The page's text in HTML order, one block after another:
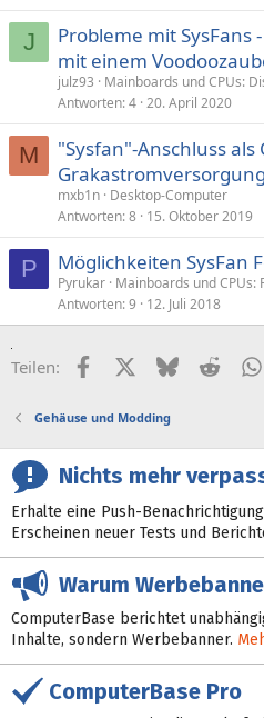
J
Probleme mit SysFans
mit einem
julz93
Mainboards und CPUs:
Antworten 4 20. April 2020
M
"Sysfan"-Anschluss
Grakastromversorgung
mxb1n Desktop-Computer
Antworten 8 15. Oktober 2019
P Möglichkeiten SysFan
Pyrukar Mainboards und CPUs:
Antworten 9 12. Juli 2018
Teilen: FacebookX (Twitter)
BlueskyReddit
Gehäuse und Modding
Nichts mehr
Erhalte eine Push-
Erscheinen neuer Tests und
Warum
ComputerBase berichtet
Inhalte, sondern Werbebanner.
ComputerBase Pro